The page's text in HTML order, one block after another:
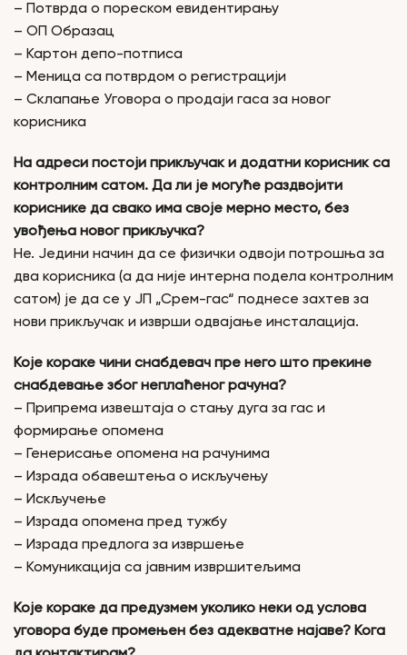
– Потврда о пореском евидентирању
– ОП Образац
– Картон депо-потписа
– Меница са потврдом о регистрацији
– Склапање Уговора о продаји гаса за новог
корисника
На адреси постоји прикључак и додатни корисник са
контролним сатом. Да ли је могуће раздвојити
кориснике да свако има своје мерно место, без
увођења новог прикључка?
Не. Једини начин да се физички одвоји потрошња за
два корисника (а да није интерна подела контролним
сатом) је да се у ЈП „Срем-гас“ поднесе захтев за
нови прикључак и изврши одвајање инсталација.
Које кораке чини снабдевач пре него што прекине
снабдевање због неплаћеног рачуна?
– Припрема извештаја о стању дуга за гас и
формирање опомена
– Генерисање опомена на рачунима
– Израда обавештења о искључењу
– Искључење
– Израда oпомена пред тужбу
– Израда предлога за извршење
– Комуникација са јавним извршитељима
Које кораке да предузмем уколико неки од услова
уговора буде промењен без адекватне најаве? Кога